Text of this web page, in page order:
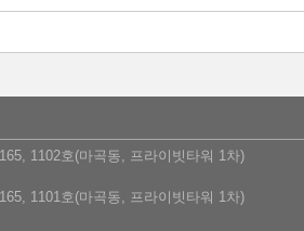
1102호(마곡동, 프라이빗타워 1차)
1101호(마곡동, 프라이빗타워 1차)